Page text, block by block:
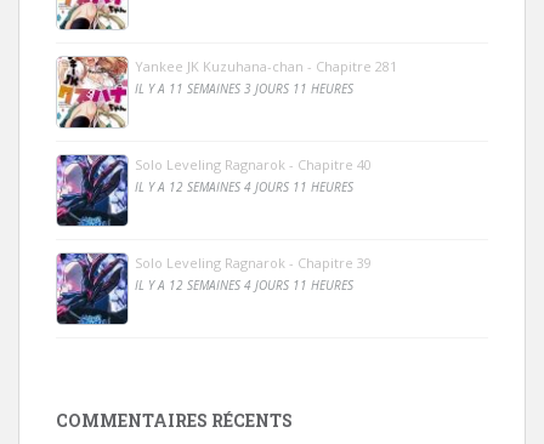
Yankee JK Kuzuhana-chan - Chapitre 281
IL Y A 11 SEMAINES 3 JOURS 11 HEURES
Solo Leveling Ragnarok - Chapitre 40
IL Y A 12 SEMAINES 4 JOURS 11 HEURES
Solo Leveling Ragnarok - Chapitre 39
IL Y A 12 SEMAINES 4 JOURS 11 HEURES
COMMENTAIRES RÉCENTS